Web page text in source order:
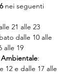
nei seguenti
21 alle 23
dalle 10 alle
alle 19
:
12 e dalle 17 alle